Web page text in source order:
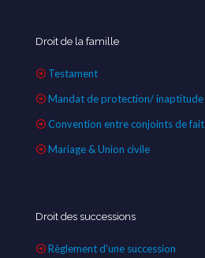
Droit de la famille
Testament
Mandat de protection/ inaptitude
Convention entre conjoints de fait
Mariage & Union civile
Droit des successions
Règlement d'une succession